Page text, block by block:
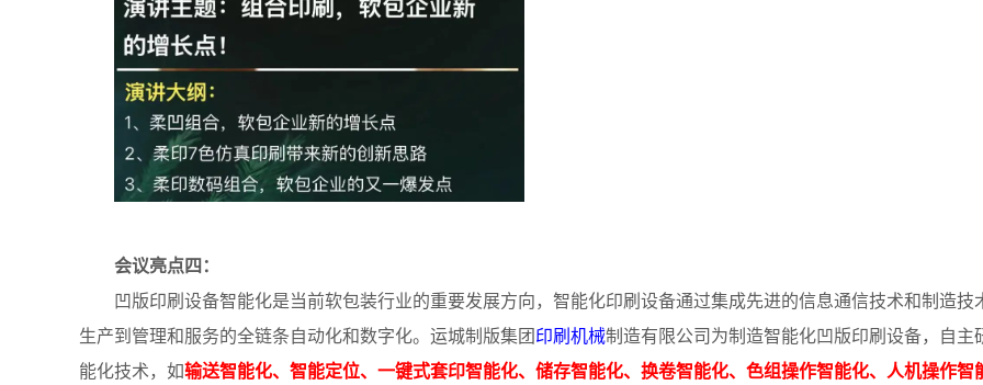
会议亮点四：
凹版印刷设备智能化是当前软包装行业的重要发展方向，智能化印刷设备通过集成先进的信息通信技术和制造技
生产到管理和服务的全链条自动化和数字化。运城制版集团印刷机械制造有限公司为制造智能化凹版印刷设备，自主
能化技术，如输送智能化、智能定位、一键式套印智能化、储存智能化、换卷智能化、色组操作智能化、人机操作智